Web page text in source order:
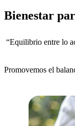
Bienestar
“Equilibrio entre lo
Promovemos el